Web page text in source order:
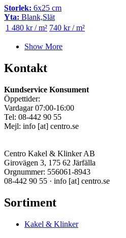
Storlek: 6x25 cm
Yta: Blank,Slät
1 480 kr / m² 740 kr / m²
Show More
Kontakt
Kundservice Konsument
Öppettider:
Vardagar 07:00-16:00
Tel: 08-442 90 55
Mejl: info [at] centro.se
Centro Kakel & Klinker AB
Girovägen 3, 175 62 Järfälla
Orgnummer: 556061-8943
08-442 90 55 · info [at] centro.se
Sortiment
Kakel & Klinker